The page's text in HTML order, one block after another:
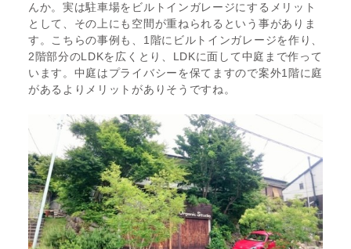
んか。実は駐車場をビルトインガレージにするメリット
として、その上にも空間が重ねられるという事がありま
す。こちらの事例も、1階にビルトインガレージを作り、
2階部分のLDKを広くとり、LDKに面して中庭まで作って
います。中庭はプライバシーを保てますので案外1階に庭
があるよりメリットがありそうですね。